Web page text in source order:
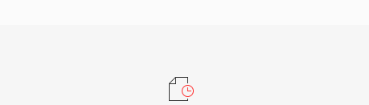
mémoire tampon
sûr dès